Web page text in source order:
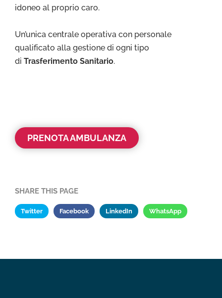
idoneo al proprio caro.
Un’unica centrale operativa con personale
qualificato alla gestione di ogni tipo
di Trasferimento Sanitario.
PRENOTA AMBULANZA
SHARE THIS PAGE
Twitter Facebook LinkedIn WhatsApp